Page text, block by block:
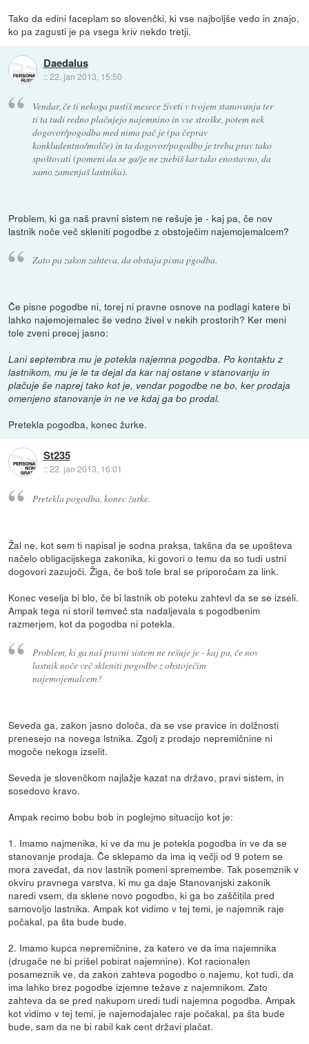
Tako da edini faceplam so slovenčki, ki vse najboljše vedo in znajo,
ko pa zagusti je pa vsega kriv nekdo tretji.
Daedalus
::22. jan 2013, 15:50
Vendar, če ti nekoga pustiš mesece živeti v tvojem stanovanju ter
ti ta tudi redno plačujejo najemnino in vse stroške, potem nek
dogovor/pogodba med nima pač je (pa čeprav
konkludentno/molče) in ta dogovor/pogodbo je treba prav tako
spoštovati (pomeni da se ga/je ne znebiš kar tako enostavno, da
samo zamenjaš lastnika).
Problem, ki ga naš pravni sistem ne rešuje je - kaj pa, če nov
lastnik noče več skleniti pogodbe z obstoječim najemojemalcem?
Zato pa zakon zahteva, da obstaja pisna pgodba.
Če pisne pogodbe ni, torej ni pravne osnove na podlagi katere bi
lahko najemojemalec še vedno živel v nekih prostorih? Ker meni
tole zveni precej jasno:
Lani septembra mu je potekla najemna pogodba. Po kontaktu z
lastnikom, mu je le ta dejal da kar naj ostane v stanovanju in
plačuje še naprej tako kot je, vendar pogodbe ne bo, ker prodaja
omenjeno stanovanje in ne ve kdaj ga bo prodal.
Pretekla pogodba, konec žurke.
St235
::22. jan 2013, 16:01
Pretekla pogodba, konec žurke.
Žal ne, kot sem ti napisal je sodna praksa, takšna da se upošteva
načelo obligacijskega zakonika, ki govori o temu da so tudi ustni
dogovori zazujoči. Žiga, če boš tole bral se priporočam za link.
Konec veselja bi blo, če bi lastnik ob poteku zahtevl da se se izseli.
Ampak tega ni storil temveč sta nadaljevala s pogodbenim
razmerjem, kot da pogodba ni potekla.
Problem, ki ga naš pravni sistem ne rešuje je - kaj pa, če nov
lastnik noče več skleniti pogodbe z obstoječim
najemojemalcem?
Seveda ga, zakon jasno določa, da se vse pravice in dolžnosti
prenesejo na novega lstnika. Zgolj z prodajo nepremičnine ni
mogoče nekoga izselit.
Seveda je slovenčkom najlažje kazat na državo, pravi sistem, in
sosedovo kravo.
Ampak recimo bobu bob in poglejmo situacijo kot je:
1. Imamo najmenika, ki ve da mu je potekla pogodba in ve da se
stanovanje prodaja. Če sklepamo da ima iq večji od 9 potem se
mora zavedat, da nov lastnik pomeni spremembe. Tak posemznik v
okviru pravnega varstva, ki mu ga daje Stanovanjski zakonik
naredi vsem, da sklene novo pogodbo, ki ga bo zaščitila pred
samovoljo lastnika. Ampak kot vidimo v tej temi, je najemnik raje
počakal, pa šta bude bude.
2. Imamo kupca nepremičnine, za katero ve da ima najemnika
(drugače ne bi prišel pobirat najemnine). Kot racionalen
posameznik ve, da zakon zahteva pogodbo o najemu, kot tudi, da
ima lahko brez pogodbe izjemne težave z najemnikom. Zato
zahteva da se pred nakupom uredi tudi najemna pogodba. Ampak
kot vidimo v tej temi, je najemodajalec raje počakal, pa šta bude
bude, sam da ne bi rabil kak cent državi plačat.